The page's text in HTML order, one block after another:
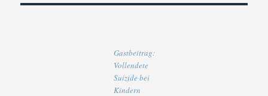
Gastbeitrag:
Vollendete
Suizide bei
Kindern